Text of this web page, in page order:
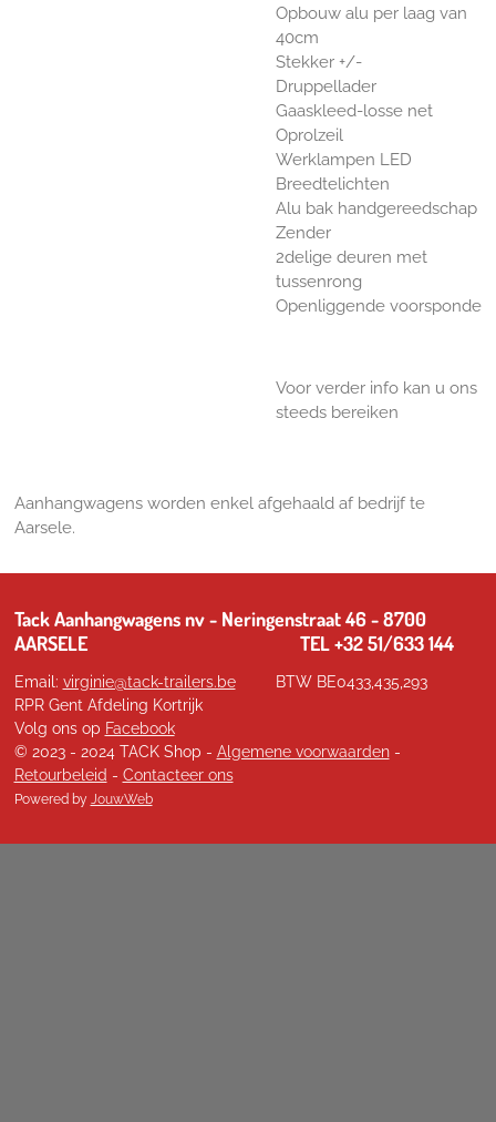
Opbouw alu per laag van
40cm
Stekker +/-
Druppellader
Gaaskleed-losse net
Oprolzeil
Werklampen LED
Breedtelichten
Alu bak handgereedschap
Zender
2delige deuren met
tussenrong
Openliggende voorsponde
Voor verder info kan u ons
steeds bereiken
Aanhangwagens worden enkel afgehaald af bedrijf te
Aarsele.
Tack Aanhangwagens nv - Neringenstraat 46 - 8700
AARSELE TEL +32 51/633 144
Email: virginie@tack-trailers.beBTW BE0433,435,293
RPR Gent Afdeling Kortrijk
Volg ons op Facebook
© 2023 - 2024 TACK Shop - Algemene voorwaarden-
Retourbeleid - Contacteer ons
Powered by JouwWeb